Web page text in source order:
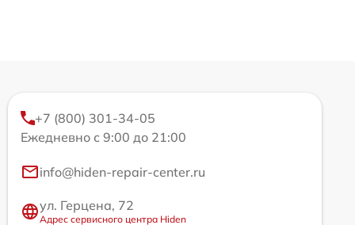
+7 (800) 301-34-05
Ежедневно с 9:00 до 21:00
info@hiden-repair-center.ru
ул. Герцена, 72
Адрес сервисного центра Hiden